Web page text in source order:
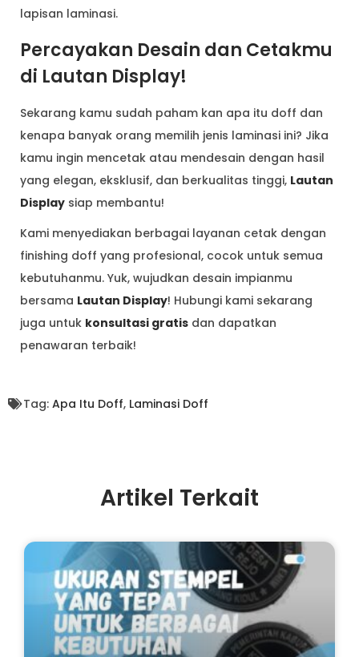
lapisan laminasi.
Percayakan Desain dan Cetakmu
di Lautan Display!
Sekarang kamu sudah paham kan apa itu doff dan
kenapa banyak orang memilih jenis laminasi ini? Jika
kamu ingin mencetak atau mendesain dengan hasil
yang elegan, eksklusif, dan berkualitas tinggi, Lautan
Display siap membantu!
Kami menyediakan berbagai layanan cetak dengan
finishing doff yang profesional, cocok untuk semua
kebutuhanmu. Yuk, wujudkan desain impianmu
bersama Lautan Display! Hubungi kami sekarang
juga untuk konsultasi gratis dan dapatkan
penawaran terbaik!
Tag: Apa Itu Doff, Laminasi Doff
Artikel Terkait